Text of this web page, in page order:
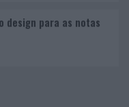
design para as notas